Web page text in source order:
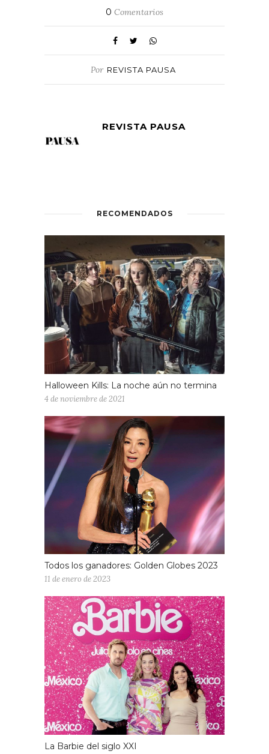
0 Comentarios
Por REVISTA PAUSA
REVISTA PAUSA
RECOMENDADOS
Halloween Kills: La noche aún no termina
4 de noviembre de 2021
Todos los ganadores: Golden Globes 2023
11 de enero de 2023
La Barbie del siglo XXI